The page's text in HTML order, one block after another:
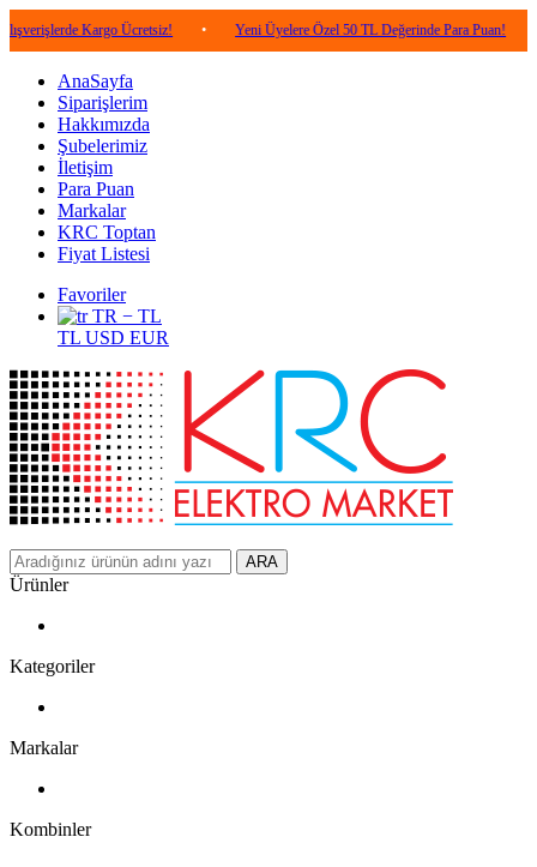
Kargo Ücretsiz! • Yeni Üyelere Özel 50 TL Değerinde Para Puan! •
AnaSayfa
Siparişlerim
Hakkımızda
Şubelerimiz
İletişim
Para Puan
Markalar
KRC Toptan
Fiyat Listesi
Favoriler
TR − TL
TL USD EUR
ARA
Ürünler
Kategoriler
Markalar
Kombinler